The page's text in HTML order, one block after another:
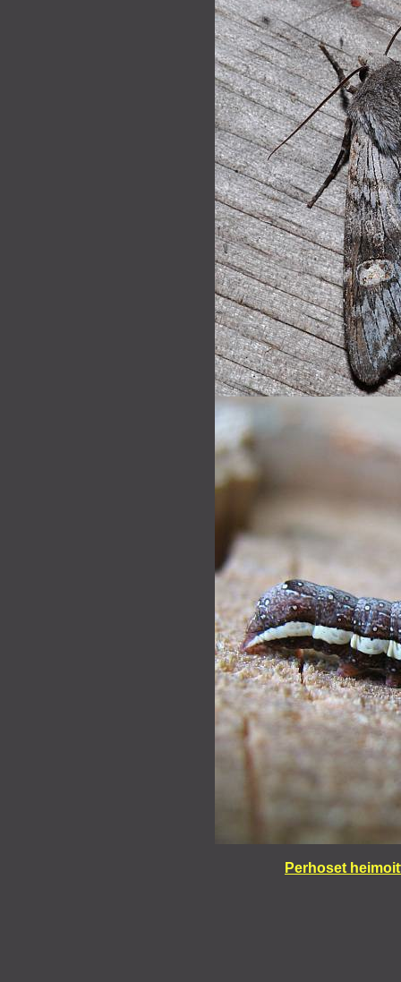
Perhoset